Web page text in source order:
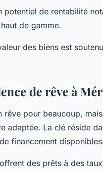
potentiel de rentabilité
de gamme.
des biens est
de rêve à
pour beaucoup,
adaptée. La clé réside
financement
des prêts à des